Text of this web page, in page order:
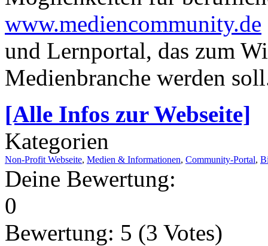
www.mediencommunity.de
und Lernportal, das zum
Medienbranche werden
[Alle Infos zur Webseite]
Kategorien
Non-Profit Webseite, Medien & Informationen, Community-Portal,
Deine Bewertung:
0
Bewertung: 5 (3 Votes)